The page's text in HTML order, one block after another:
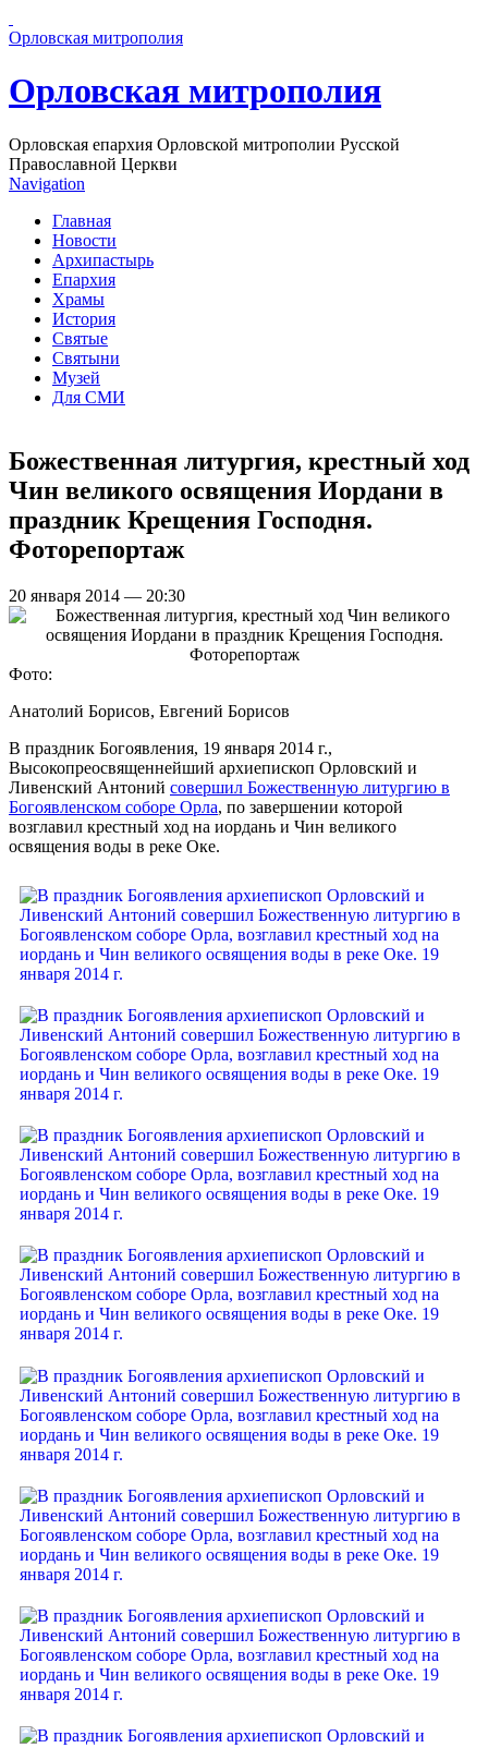
Орловская митрополия
Орловская митрополия
Орловская епархия Орловской митрополии Русской
Православной Церкви
Navigation
Главная
Новости
Архипастырь
Епархия
Храмы
История
Святые
Святыни
Музей
Для СМИ
Божественная литургия, крестный ход
Чин великого освящения Иордани в
праздник Крещения Господня.
Фоторепортаж
20 января 2014 — 20:30
Фото:
Анатолий Борисов, Евгений Борисов
В праздник Богоявления, 19 января 2014 г.,
Высокопреосвященнейший архиепископ Орловский и
Ливенский Антоний совершил Божественную литургию в
Богоявленском соборе Орла, по завершении которой
возглавил крестный ход на иордань и Чин великого
освящения воды в реке Оке.